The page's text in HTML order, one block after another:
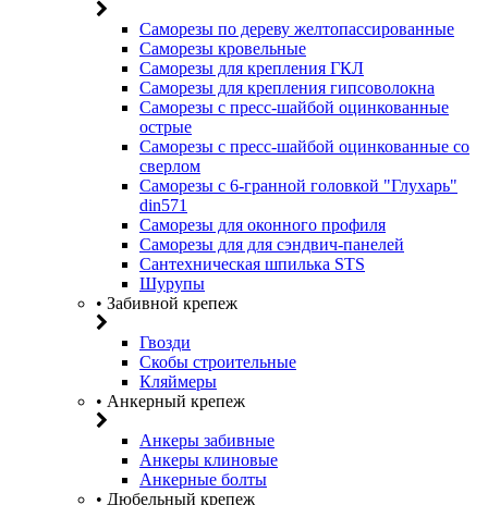
Саморезы по дереву желтопассированные
Саморезы кровельные
Саморезы для крепления ГКЛ
Саморезы для крепления гипсоволокна
Саморезы с пресс-шайбой оцинкованные
острые
Саморезы с пресс-шайбой оцинкованные со
сверлом
Саморезы с 6-гранной головкой "Глухарь"
din571
Саморезы для оконного профиля
Саморезы для для сэндвич-панелей
Сантехническая шпилька STS
Шурупы
• Забивной крепеж
Гвозди
Скобы строительные
Кляймеры
• Анкерный крепеж
Анкеры забивные
Анкеры клиновые
Анкерные болты
• Дюбельный крепеж